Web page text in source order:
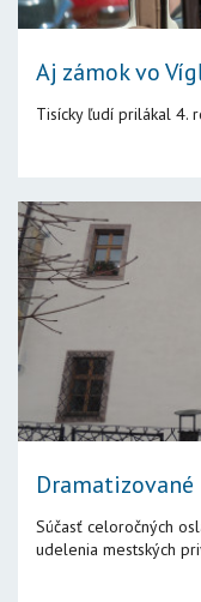
Aj zámok vo
Tisícky ľudí prilákal 4.
Súčasť celoročných
udelenia mestských